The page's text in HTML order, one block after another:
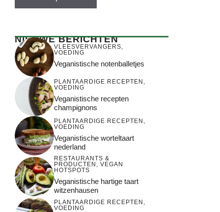
NIEUWE BERICHTEN
VLEESVERVANGERS,
VOEDING
Veganistische notenballetjes
PLANTAARDIGE RECEPTEN ,
VOEDING
Veganistische recepten
champignons
PLANTAARDIGE RECEPTEN ,
VOEDING
Veganistische worteltaart
nederland
RESTAURANTS &
PRODUCTEN , VEGAN
HOTSPOTS
Veganistische hartige taart
witzenhausen
PLANTAARDIGE RECEPTEN ,
VOEDING